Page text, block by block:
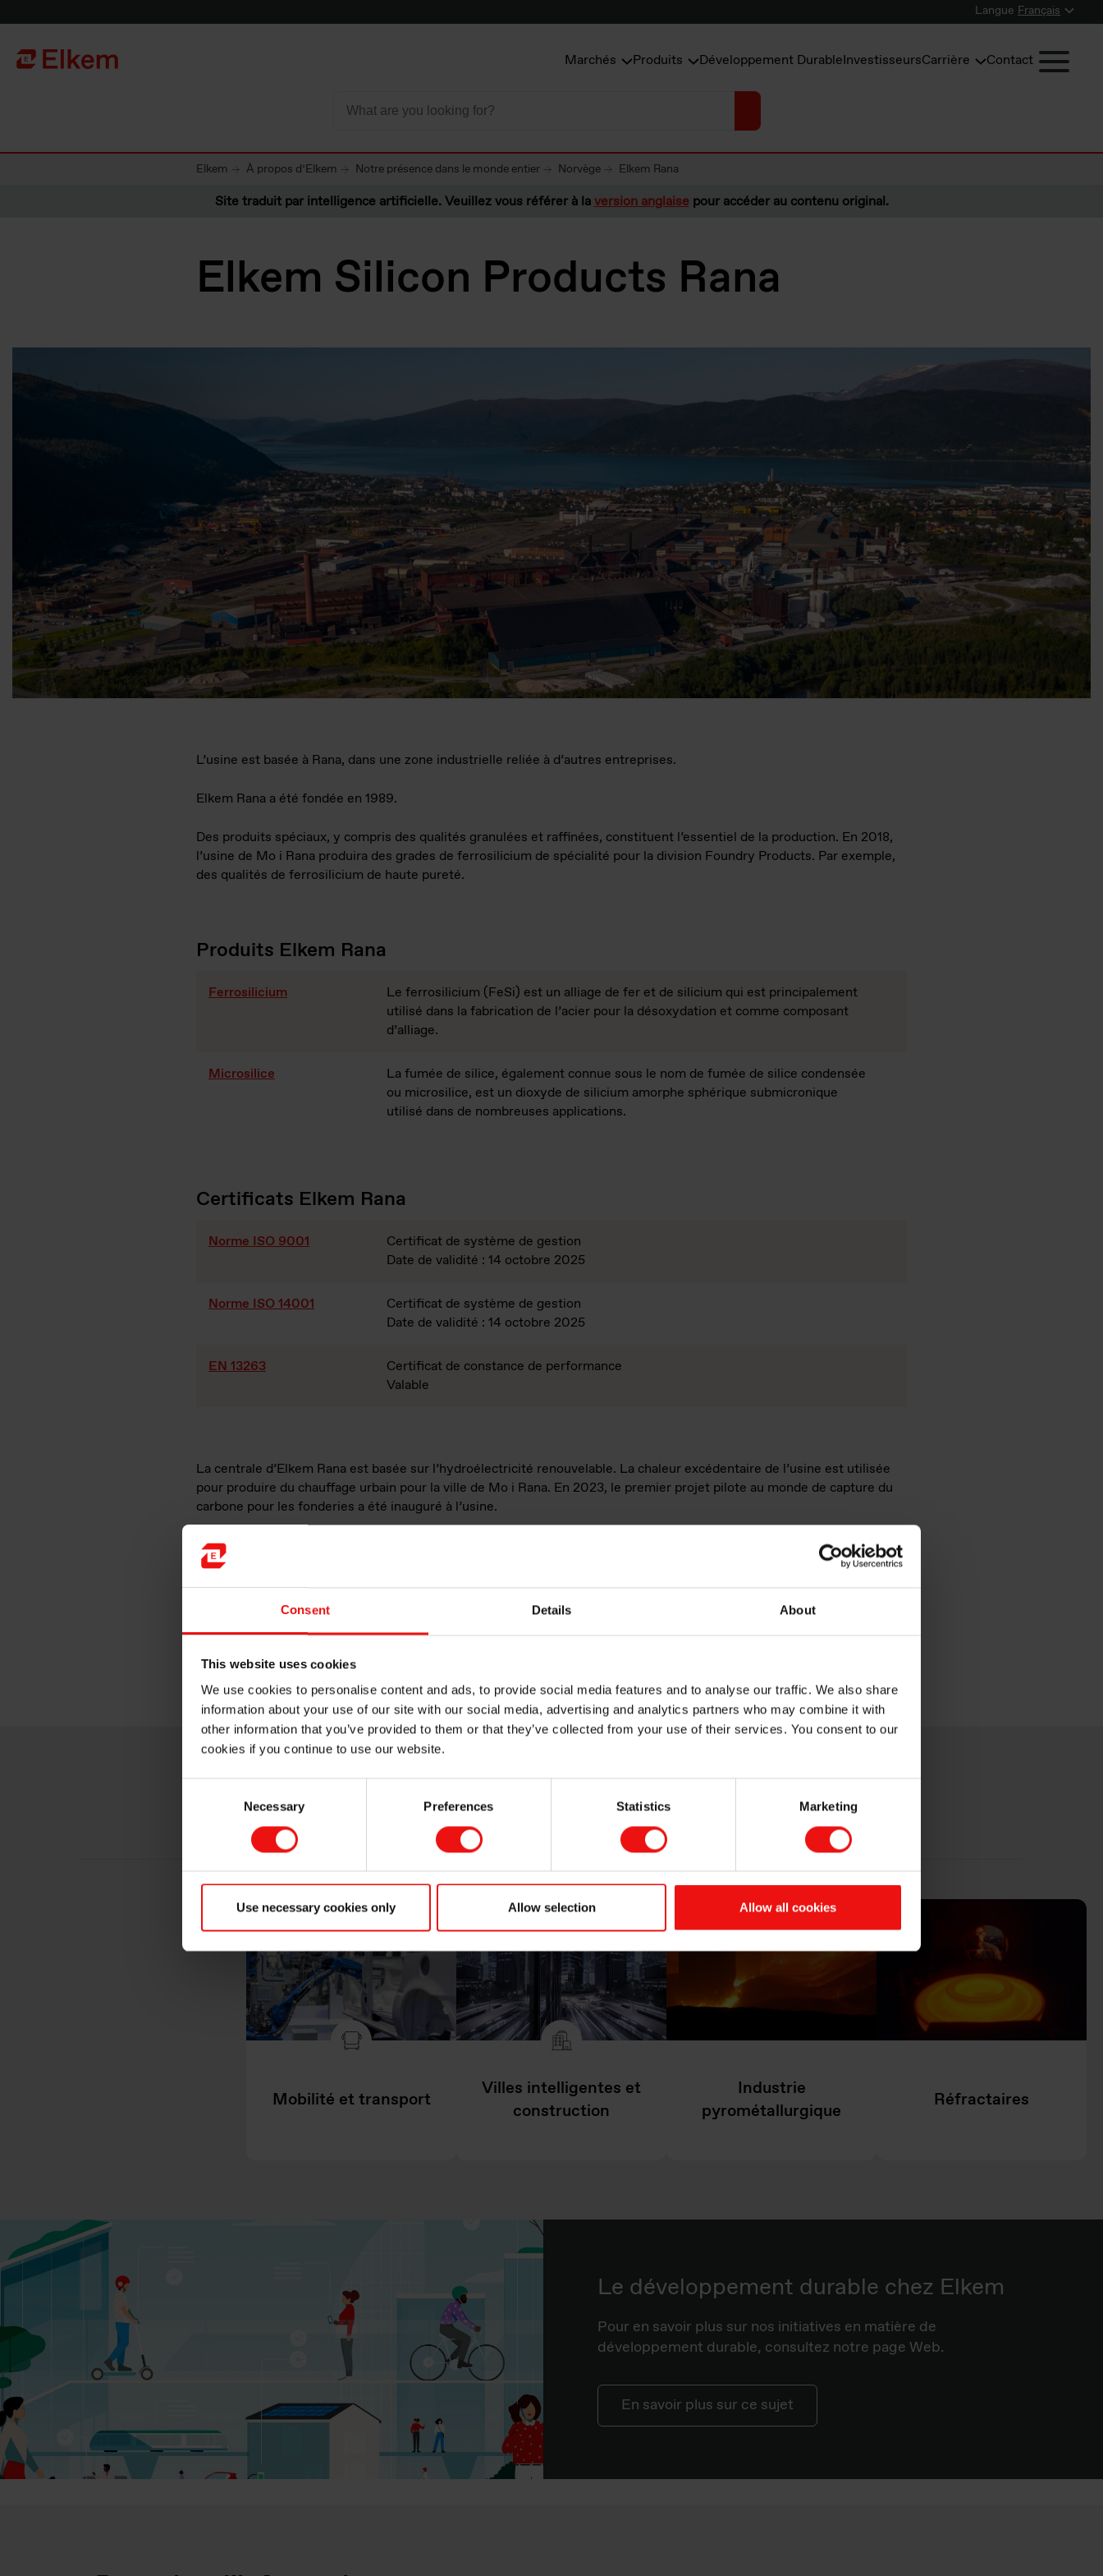
Consent Details About
This website uses cookies
We use cookies to personalise content and ads, to provide social media features and to analyse our traffic. We also share
information about your use of our site with our social media, advertising and analytics partners who may combine it with
other information that you’ve provided to them or that they’ve collected from your use of their services. You consent to our
cookies if you continue to use our website.
Necessary Preferences Statistics Marketing
Use necessary cookies only Allow selection Allow all cookies
Langue Français
Vers la page d'accueil Marchés Produits Développement DurableInvestisseursCarrière Contact
Elkem À propos d’Elkem Notre présence dans le monde entier Norvège Elkem Rana
Site traduit par intelligence artificielle. Veuillez vous référer à laversion anglaise pour accéder au contenu original.
Elkem Silicon Products Rana
L’usine est basée à Rana, dans une zone industrielle reliée à d’autres entreprises.
Elkem Rana a été fondée en 1989.
Des produits spéciaux, y compris des qualités granulées et raffinées, constituent l’essentiel de la production. En 2018,
l’usine de Mo i Rana produira des grades de ferrosilicium de spécialité pour la division Foundry Products. Par exemple,
des qualités de ferrosilicium de haute pureté.
Produits Elkem Rana
Ferrosilicium
Le ferrosilicium (FeSi) est un alliage de fer et de silicium qui est principalement
utilisé dans la fabrication de l’acier pour la désoxydation et comme composant
d’alliage.
Microsilice
La fumée de silice, également connue sous le nom de fumée de silice condensée
ou microsilice, est un dioxyde de silicium amorphe sphérique submicronique
utilisé dans de nombreuses applications.
Certificats Elkem Rana
Norme ISO 9001
Certificat de système de gestion
Date de validité : 14 octobre 2025
Norme ISO 14001
Certificat de système de gestion
Date de validité : 14 octobre 2025
EN 13263
Certificat de constance de performance
Valable
La centrale d’Elkem Rana est basée sur l’hydroélectricité renouvelable. La chaleur excédentaire de l’usine est utilisée
pour produire du chauffage urbain pour la ville de Mo i Rana. En 2023, le premier projet pilote au monde de capture du
carbone pour les fonderies a été inauguré à l’usine.
Faits:
Production de 9 grades de ferrosilicium de spécialité et standard
Capacité annuelle de 90.000 mt de FeSi et 23.000 mt de microsilice® Elkem
MARCHÉS ASSOCIÉS À ELKEM RANA
Mobilité et transport
Villes intelligentes et
construction
Industrie
pyrométallurgique
Réfractaires
Le développement durable chez Elkem
Pour en savoir plus sur nos initiatives en matière de
développement durable, consultez notre page Web.
En savoir plus sur ce sujet